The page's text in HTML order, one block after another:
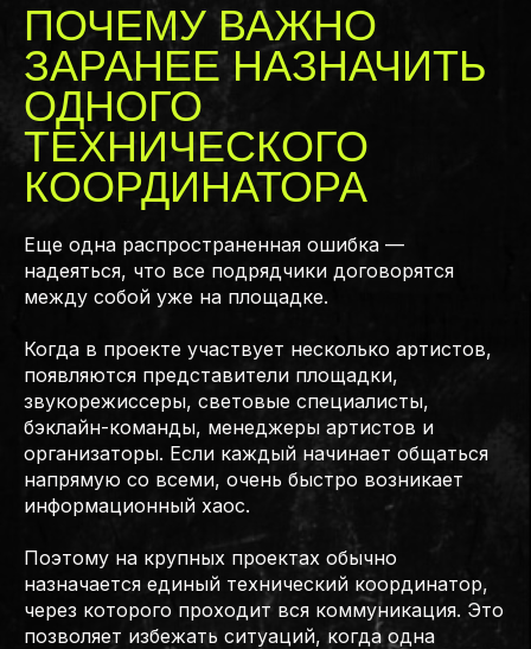
ПОЧЕМУ ВАЖНО
ЗАРАНЕЕ НАЗНАЧИТЬ
ОДНОГО
ТЕХНИЧЕСКОГО
КООРДИНАТОРА
Еще одна распространенная ошибка —
надеяться, что все подрядчики договорятся
между собой уже на площадке.
Когда в проекте участвует несколько артистов,
появляются представители площадки,
звукорежиссеры, световые специалисты,
бэклайн-команды, менеджеры артистов и
организаторы. Если каждый начинает общаться
напрямую со всеми, очень быстро возникает
информационный хаос.
Поэтому на крупных проектах обычно
назначается единый технический координатор,
через которого проходит вся коммуникация. Это
позволяет избежать ситуаций, когда одна